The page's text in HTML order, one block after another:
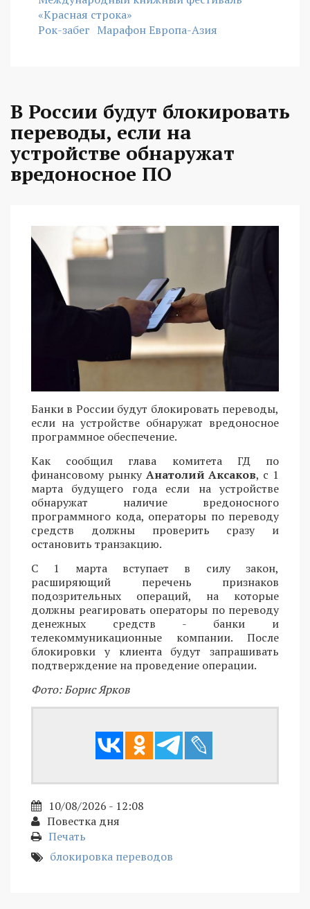
«Красная строка»
Рок-забег Марафон Европа-Азия
В России будут блокировать
переводы, если на
устройстве обнаружат
вредоносное ПО
Банки в России будут блокировать переводы,
если на устройстве обнаружат вредоносное
программное обеспечение.
Как сообщил глава комитета ГД по
финансовому рынку Анатолий Аксаков, с 1
марта будущего года если на устройстве
обнаружат наличие вредоносного
программного кода, операторы по переводу
средств должны проверить сразу и
остановить транзакцию.
С 1 марта вступает в силу закон,
расширяющий перечень признаков
подозрительных операций, на которые
должны реагировать операторы по переводу
денежных средств - банки и
телекоммуникационные компании. После
блокировки у клиента будут запрашивать
подтверждение на проведение операции.
Фото: Борис Ярков
10/08/2026 - 12:08
Повестка дня
Печать
блокировка переводов